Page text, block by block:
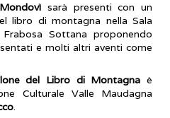
sarà presenti con un
libro di montagna nella Sala
Sottana proponendo
e molti altri aventi come
del Libro di Montagna è
Culturale Valle Maudagna
.